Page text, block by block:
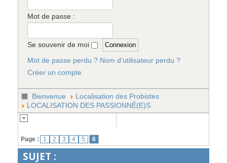
Mot de passe :
Se souvenir de moi
Mot de passe perdu ? Nom d'utilisateur perdu ?
Créer un compte
Bienvenue
Localisation des Probistes
LOCALISATION DES PASSIONNÉ(E)S
Page : 1 2 3 4 5 6
SUJET :